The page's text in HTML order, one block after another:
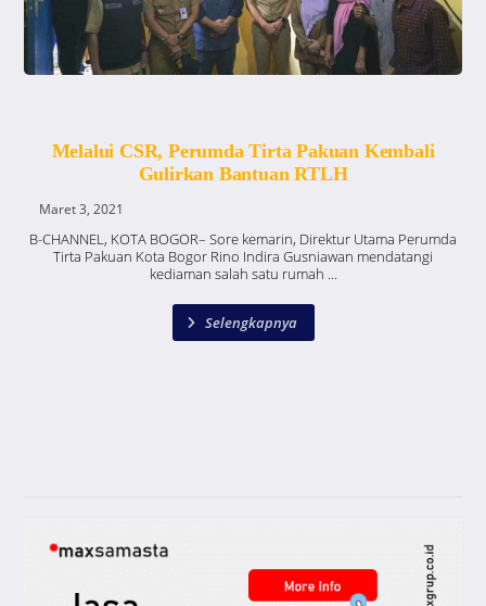
Melalui CSR, Perumda Tirta Pakuan Kembali
Gulirkan Bantuan RTLH
Maret 3, 2021
B-CHANNEL, KOTA BOGOR– Sore kemarin, Direktur Utama Perumda
Tirta Pakuan Kota Bogor Rino Indira Gusniawan mendatangi
kediaman salah satu rumah ...
Selengkapnya